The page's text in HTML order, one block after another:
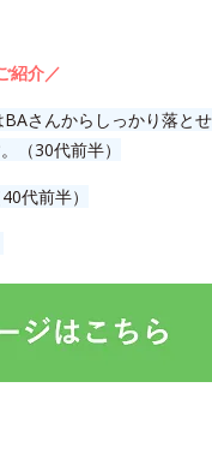
紹介／
さんからしっかり落と
（30代前半）
代前半）